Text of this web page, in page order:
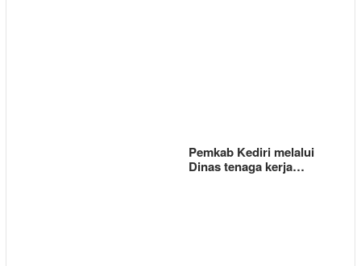
Pemkab Kediri melalui
Dinas tenaga kerja…